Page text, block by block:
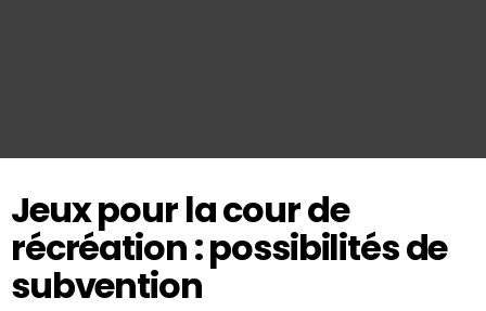
Jeux pour la cour de
récréation : possibilités de
subvention